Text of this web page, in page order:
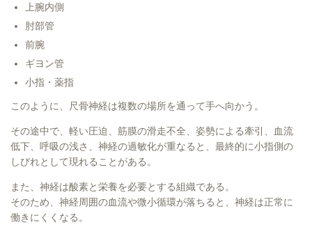
上腕内側
肘部管
前腕
ギヨン管
小指・薬指
このように、尺骨神経は複数の場所を通って手へ向かう。
その途中で、軽い圧迫、筋膜の滑走不全、姿勢による牽引、血流
低下、呼吸の浅さ、神経の過敏化が重なると、最終的に小指側の
しびれとして現れることがある。
また、神経は酸素と栄養を必要とする組織である。
そのため、神経周囲の血流や微小循環が落ちると、神経は正常に
働きにくくなる。